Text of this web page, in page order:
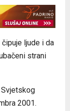
ljude i da
strani
Svjetskog
2001.